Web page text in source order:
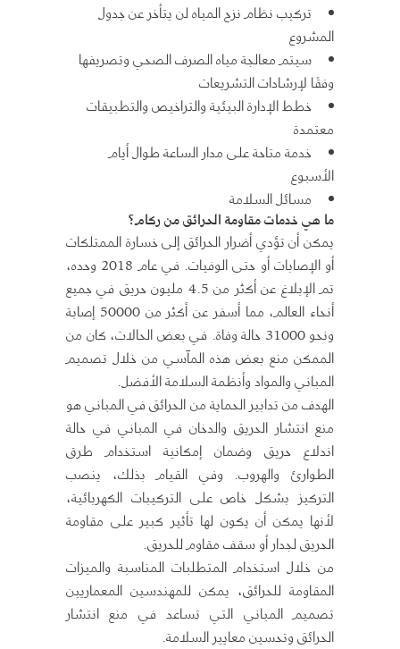
تركيب نظام نزح المياه لن يتأخر عن جدول
المشروع
سيتم معالجة مياه الصرف الصحي وتصريفها
وفقًا لإرشادات التشريعات
خطط الإدارة البيئية والتراخيص والتطبيقات
معتمدة
خدمة متاحة على مدار الساعة طوال أيام
الأسبوع
مسائل السلامة
ما هي خدمات مقاومة الحرائق من ركام؟
يمكن أن تؤدي أضرار الحرائق إلى خسارة الممتلكات
أو الإصابات أو حتى الوفيات. في عام 2018 وحده،
تم الإبلاغ عن أكثر من 4.5 مليون حريق في جميع
أنحاء العالم، مما أسفر عن أكثر من 50000 إصابة
ونحو 31000 حالة وفاة. في بعض الحالات، كان من
الممكن منع بعض هذه المآسي من خلال تصميم
المباني والمواد وأنظمة السلامة الأفضل.
الهدف من تدابير الحماية من الحرائق في المباني هو
منع انتشار الحريق والدخان في المباني في حالة
اندلاع حريق وضمان إمكانية استخدام طرق
الطوارئ والهروب. وفي القيام بذلك، ينصب
التركيز بشكل خاص على التركيبات الكهربائية،
لأنها يمكن أن يكون لها تأثير كبير على مقاومة
الحريق لجدار أو سقف مقاوم للحريق.
من خلال استخدام المتطلبات المناسبة والميزات
المقاومة للحرائق، يمكن للمهندسين المعماريين
تصميم المباني التي تساعد في منع انتشار
الحرائق وتحسين معايير السلامة.